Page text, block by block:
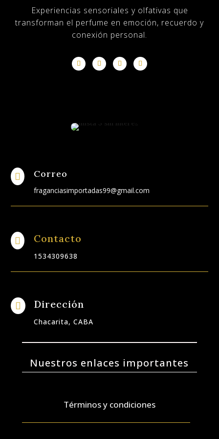
Experiencias sensoriales y olfativas que
transforman el perfume en emoción, recuerdo y
conexión personal.
 Correo
fraganciasimportadas99@gmail.com
 Contacto
1534309638
 Dirección
Chacarita, CABA
Nuestros enlaces importantes
Términos y condiciones